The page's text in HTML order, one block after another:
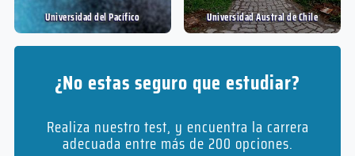
Universidad del Pací­fico Universidad Austral de Chile
¿No estas seguro que estudiar?
Realiza nuestro test, y encuentra la carrera
adecuada entre más de 200 opciones.